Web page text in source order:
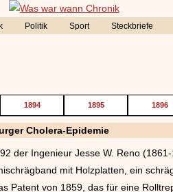
Politik Sport Steckbriefe
1894 1895 1896
Cholera-Epidemie
der Ingenieur Jesse W. Reno
mit Holzplatten, ein
Patent von 1859, das für eine